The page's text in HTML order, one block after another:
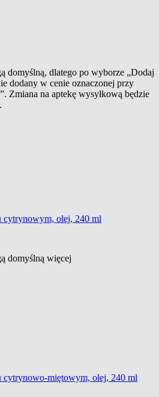
domyślną, dlatego po wyborze „Dodaj
dodany w cenie oznaczonej przy
Zmiana na aptekę wysyłkową będzie
cytrynowym, olej, 240 ml
domyślną więcej
cytrynowo-miętowym, olej, 240 ml